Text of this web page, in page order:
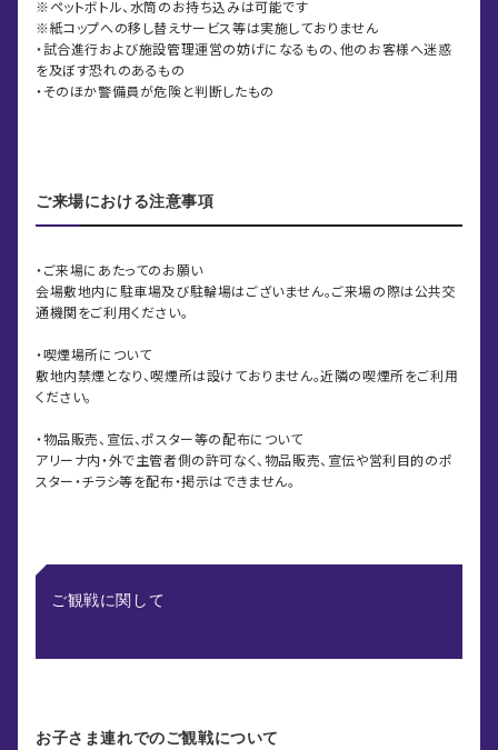
※ペットボトル、水筒のお持ち込みは可能です
※紙コップへの移し替えサービス等は実施しておりません
・試合進行および施設管理運営の妨げになるもの、他のお客様へ迷惑
を及ぼす恐れのあるもの
・そのほか警備員が危険と判断したもの
ご来場における注意事項
・ご来場にあたってのお願い
会場敷地内に駐車場及び駐輪場はございません。ご来場の際は公共交
通機関をご利用ください。
・喫煙場所について
敷地内禁煙となり、喫煙所は設けておりません。近隣の喫煙所をご利用
ください。
・物品販売、宣伝、ポスター等の配布について
アリーナ内・外で主管者側の許可なく、物品販売、宣伝や営利目的のポ
スター・チラシ等を配布・掲示はできません。
ご観戦に関して
お子さま連れでのご観戦について